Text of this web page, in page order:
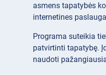
asmens tapatybės
internetines
Programa suteikia
patvirtinti tapatybę.
naudoti